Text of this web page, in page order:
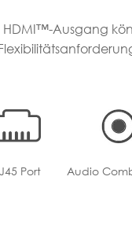
HDMI™-Ausgang
Port Audio